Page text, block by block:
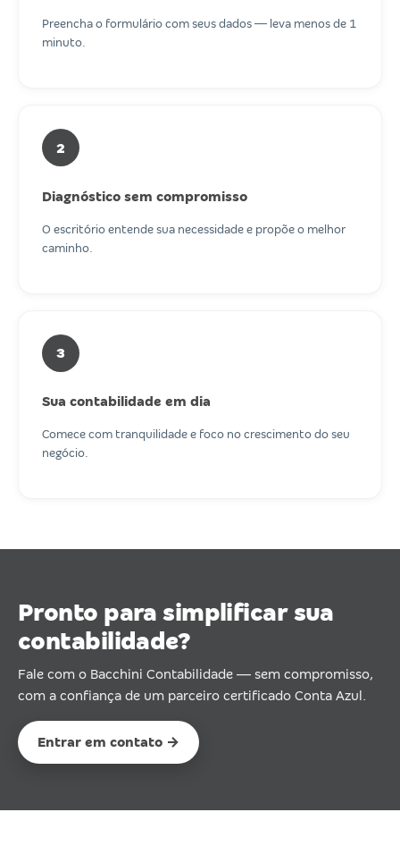
Preencha o formulário com seus dados — leva menos de 1
minuto.
2
Diagnóstico sem compromisso
O escritório entende sua necessidade e propõe o melhor
caminho.
3
Sua contabilidade em dia
Comece com tranquilidade e foco no crescimento do seu
negócio.
Pronto para simplificar sua
contabilidade?
Fale com o Bacchini Contabilidade — sem compromisso,
com a confiança de um parceiro certificado Conta Azul.
Entrar em contato →